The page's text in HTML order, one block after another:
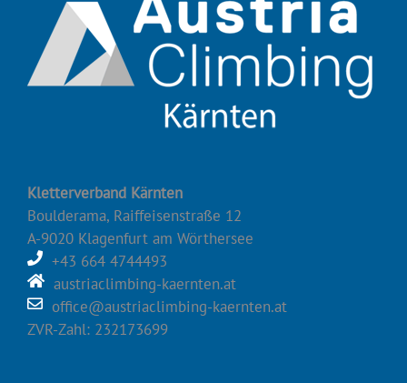
Kletterverband Kärnten
Boulderama, Raiffeisenstraße 12
A-9020 Klagenfurt am Wörthersee
+43 664 4744493
austriaclimbing-kaernten.at
office@austriaclimbing-kaernten.at
ZVR-Zahl: 232173699